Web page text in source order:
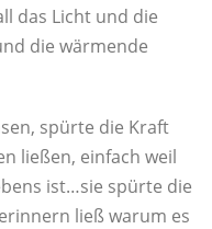
das Licht und die
die wärmende
spürte die Kraft
ließen, einfach weil
ist…sie spürte die
ließ warum es